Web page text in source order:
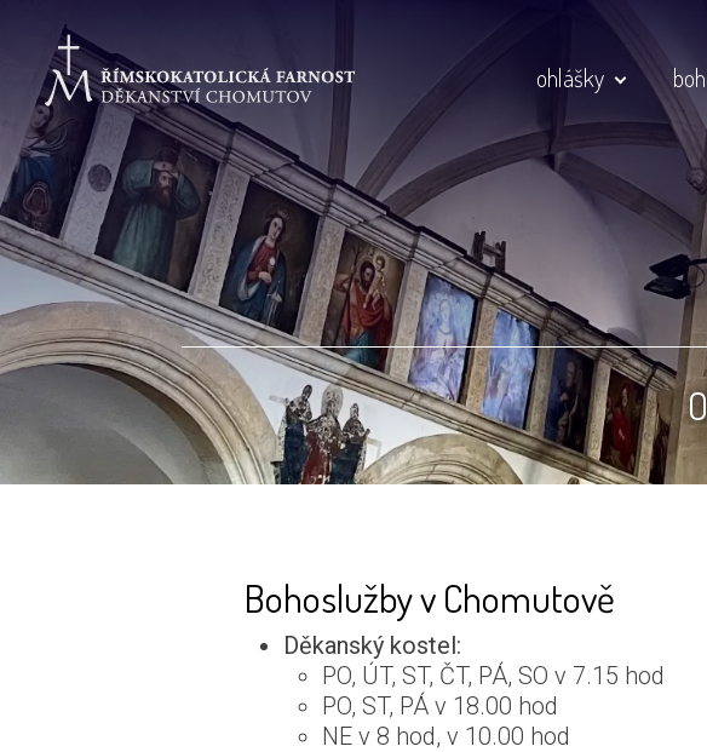
ohlášky
Bohoslužby v Chomutově
Děkanský kostel:
PO, ÚT, ST, ČT, PÁ, SO v 7.15 hod
PO, ST, PÁ v 18.00 hod
NE v 8 hod, v 10.00 hod